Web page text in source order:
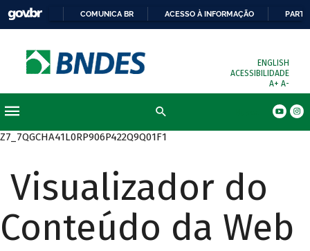
COMUNICA BR ACESSO À INFORMAÇÃO
ENGLISH
ACESSIBILIDADE
A+ A-
Z7_7QGCHA41L0RP906P422Q9Q01F1
Visualizador do
Conteúdo da Web